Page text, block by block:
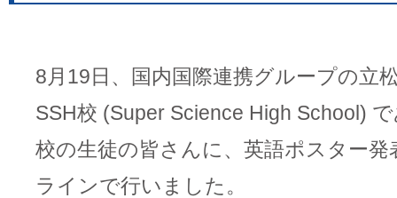
8月19日、国内国際連携グループの立
SSH校 (Super Science High School)
校の生徒の皆さんに、英語ポスター発
ラインで行いました。